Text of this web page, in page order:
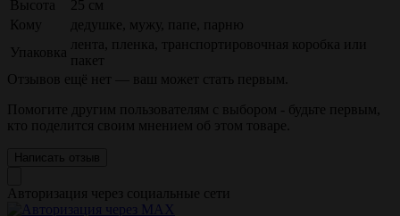
Высота
25 см
Кому
дедушке, мужу, папе, парню
Упаковка
лента, пленка, транспортировочная коробка или
пакет
Отзывов ещё нет — ваш может стать первым.
Помогите другим пользователям с выбором - будьте первым,
кто поделится своим мнением об этом товаре.
Написать отзыв
Авторизация через социальные сети